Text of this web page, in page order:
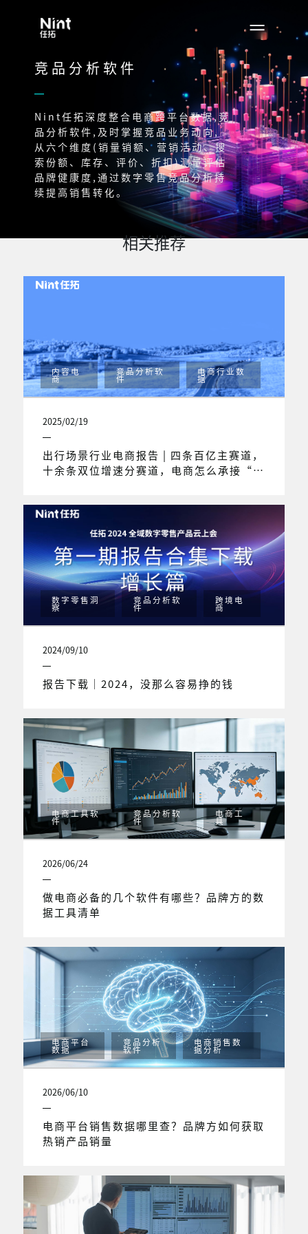
竞品分析软件
Nint任拓深度整合电商跨平台数据,竞
品分析软件,及时掌握竞品业务动向,
从六个维度(销量销额、营销活动、搜
索份额、库存、评价、折扣)测量评估
品牌健康度,通过数字零售竞品分析持
续提高销售转化。
相关推荐
内容电
商
竞品分析软
件
电商行业数
据
2025/02/19
出行场景行业电商报告 | 四条百亿主赛道，
十余条双位增速分赛道，电商怎么承接“新
数字零售洞
察
竞品分析软
件
跨境电
商
2024/09/10
报告下载｜2024，没那么容易挣的钱
电商工具软
件
竞品分析软
件
电商工
具
2026/06/24
做电商必备的几个软件有哪些？品牌方的数
据工具清单
电商平台
数据
竞品分析
软件
电商销售数
据分析
2026/06/10
电商平台销售数据哪里查？品牌方如何获取
热销产品销量